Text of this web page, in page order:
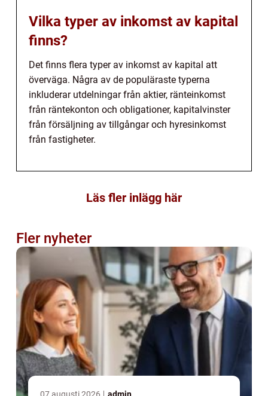
Vilka typer av inkomst av kapital
finns?
Det finns flera typer av inkomst av kapital att
överväga. Några av de populäraste typerna
inkluderar utdelningar från aktier, ränteinkomst
från räntekonton och obligationer, kapitalvinster
från försäljning av tillgångar och hyresinkomst
från fastigheter.
Läs fler inlägg här
Fler nyheter